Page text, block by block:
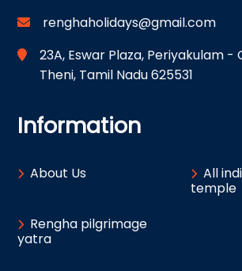
renghaholidays@gmail.com
23A, Eswar Plaza, Periyakulam -
Theni, Tamil Nadu 625531
Information
About Us
All
temple
Rengha pilgrimage
yatra